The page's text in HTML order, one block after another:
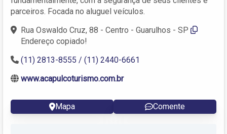
parceiros. Focada no aluguel veículos.
Rua Oswaldo Cruz, 88 - Centro - Guarulhos - SP
Endereço copiado!
(11) 2813-8555 / (11) 2440-6661
www.acapulcoturismo.com.br
Mapa Comente